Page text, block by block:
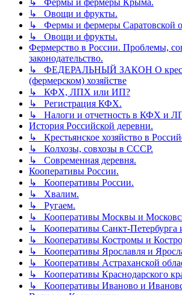
↳ Фермы и фермеры Крыма.
↳ Овощи и фрукты.
↳ Фермы и фермеры Саратовской
↳ Овощи и фрукты.
Фермерство в России. Проблемы,
законодательство.
↳ ФЕДЕРАЛЬНЫЙ ЗАКОН О
(фермерском) хозяйстве
↳ КФХ, ЛПХ или ИП?
↳ Регистрация КФХ.
↳ Налоги и отчетность в КФХ и
История Российской деревни.
↳ Крестьянское хозяйство в
↳ Колхозы, совхозы в СССР.
↳ Современная деревня.
Кооперативы России.
↳ Кооперативы России.
↳ Хвалим.
↳ Ругаем.
↳ Кооперативы Москвы и
↳ Кооперативы Санкт-Петербурга
↳ Кооперативы Костромы и
↳ Кооперативы Ярославля и
↳ Кооперативы Астраханской
↳ Кооперативы Краснодарского
↳ Кооперативы Иваново и